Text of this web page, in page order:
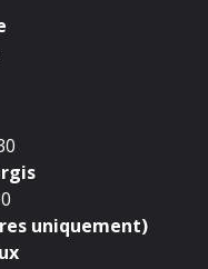
uniquement)